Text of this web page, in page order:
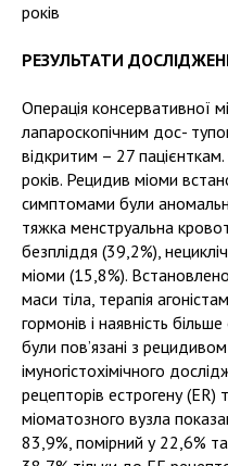
років
РЕЗУЛЬТАТИ
Операція консервативної
лапароскопічним дос-
відкритим – 27
років. Рецидив міоми
симптомами були
тяжка менструальна
безпліддя (39,2%),
міоми (15,8%).
маси тіла, терапія
гормонів і наявність
були пов’язані з
імуногістохімічного
рецепторів естрогену (ЕR)
міоматозного вузла
83,9%, помірний у 22,6%